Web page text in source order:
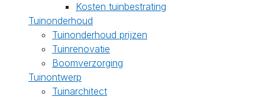
Kosten tuinbestrating
Tuinonderhoud
Tuinonderhoud prijzen
Tuinrenovatie
Boomverzorging
Tuinontwerp
Tuinarchitect